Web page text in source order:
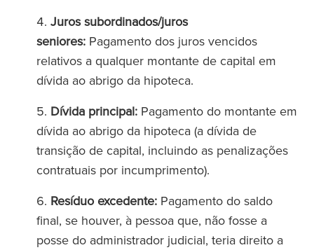
Juros subordinados/juros
seniores: Pagamento dos juros vencidos
relativos a qualquer montante de capital em
dívida ao abrigo da hipoteca.
Dívida principal: Pagamento do montante em
dívida ao abrigo da hipoteca (a dívida de
transição de capital, incluindo as penalizações
contratuais por incumprimento).
Resíduo excedente: Pagamento do saldo
final, se houver, à pessoa que, não fosse a
posse do administrador judicial, teria direito a